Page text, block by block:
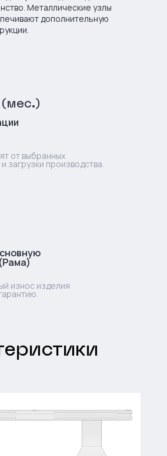
Металлические узлы
дополнительную
(мес.)
от выбранных
загрузки производства.
износ изделия